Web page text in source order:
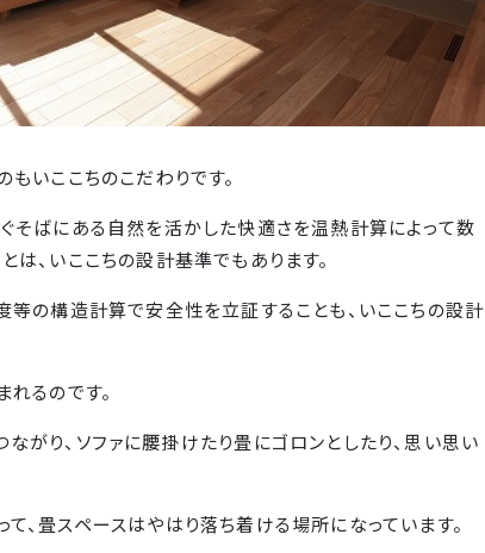
いここちのこだわりです。
そばにある自然を活かした快適さを温熱計算によって数
は、いここちの設計基準でもあります。
等の構造計算で安全性を立証することも、いここちの設計
るのです。
がり、ソファに腰掛けたり畳にゴロンとしたり、思い思い
、畳スペースはやはり落ち着ける場所になっています。